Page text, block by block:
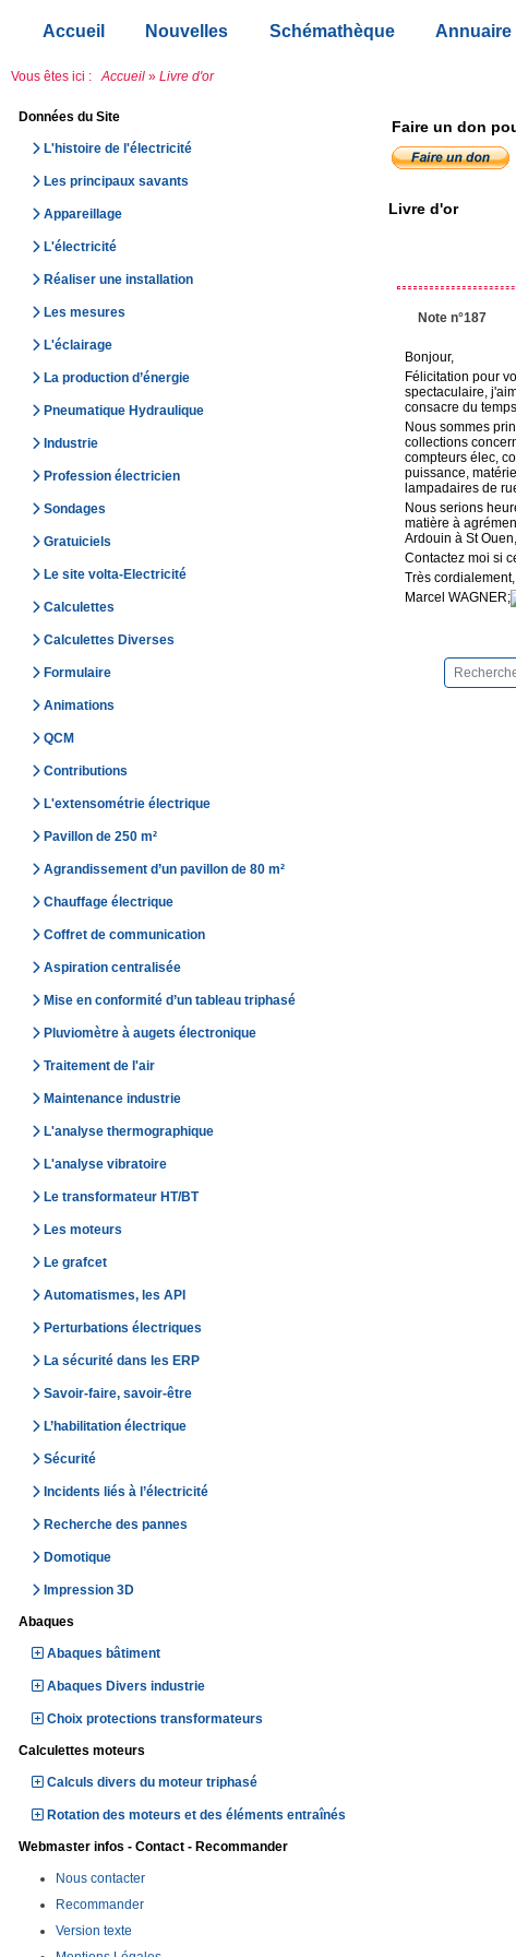
Accueil Nouvelles Schémathèque Annuaire
Vous êtes ici : Accueil » Livre d'or
Données du Site
L'histoire de l'électricité
Les principaux savants
Appareillage
L'électricité
Réaliser une installation
Les mesures
L'éclairage
La production d’énergie
Pneumatique Hydraulique
Industrie
Profession électricien
Sondages
Gratuiciels
Le site volta-Electricité
Calculettes
Calculettes Diverses
Formulaire
Animations
QCM
Contributions
L'extensométrie électrique
Pavillon de 250 m²
Agrandissement d’un pavillon de 80 m²
Chauffage électrique
Coffret de communication
Aspiration centralisée
Mise en conformité d’un tableau triphasé
Pluviomètre à augets électronique
Traitement de l'air
Maintenance industrie
L'analyse thermographique
L'analyse vibratoire
Le transformateur HT/BT
Les moteurs
Le grafcet
Automatismes, les API
Perturbations électriques
La sécurité dans les ERP
Savoir-faire, savoir-être
L’habilitation électrique
Sécurité
Incidents liés à l’électricité
Recherche des pannes
Domotique
Impression 3D
Abaques
Abaques bâtiment
Abaques Divers industrie
Choix protections transformateurs
Calculettes moteurs
Calculs divers du moteur triphasé
Rotation des moteurs et des éléments entraînés
Webmaster infos - Contact - Recommander
Nous contacter
Recommander
Version texte
Faire un don
Livre d'or
Note n°187
Bonjour,
Félicitation pour
spectaculaire,
consacre du
Nous sommes
collections
compteurs élec,
puissance,
lampadaires de
Nous serions
matière à
Ardouin à St
Contactez moi si
Très cordialement,
Marcel WAGNER;